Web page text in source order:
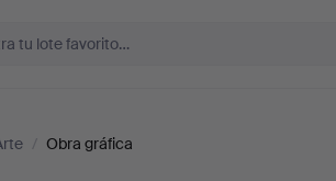
/ Obra gráfica